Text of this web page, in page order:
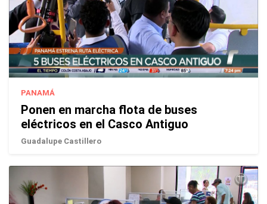
PANAMÁ
Ponen en marcha flota de buses
eléctricos en el Casco Antiguo
Guadalupe Castillero